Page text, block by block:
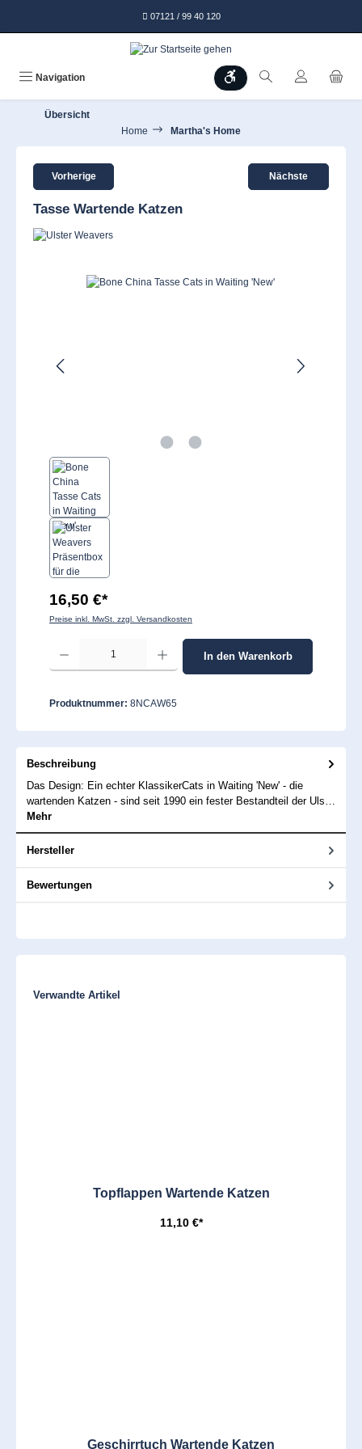
07121 / 99 40 120
Navigation Werkzeugleiste anzeigen
Übersicht
Home
Martha's Home
Vorherige Nächste
Tasse Wartende Katzen
Bildergalerie überspringen
16,50 €*
Preise inkl. MwSt. zzgl. Versandkosten
Produkt Anzahl: Gib den gewünschten Wert ein oder benutze die Schaltflächen
In den Warenkorb
Produktnummer: 8NCAW65
Beschreibung
Das Design: Ein echter KlassikerCats in Waiting 'New' - die
wartenden Katzen - sind seit 1990 ein fester Bestandteil der Uls…
Mehr
Hersteller
Bewertungen
Produktgalerie überspringen
Verwandte Artikel
Topflappen Wartende Katzen
11,10 €*
Geschirrtuch Wartende Katzen